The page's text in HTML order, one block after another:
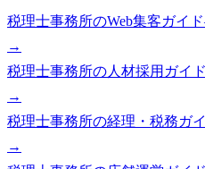
税理士事務所のWeb集客ガイド
→
税理士事務所の人材採用ガイド
→
税理士事務所の経理・税務ガ
→